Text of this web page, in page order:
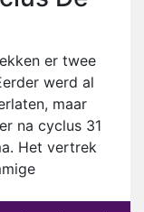
er twee
werd al
maar
na cyclus 31
Het vertrek